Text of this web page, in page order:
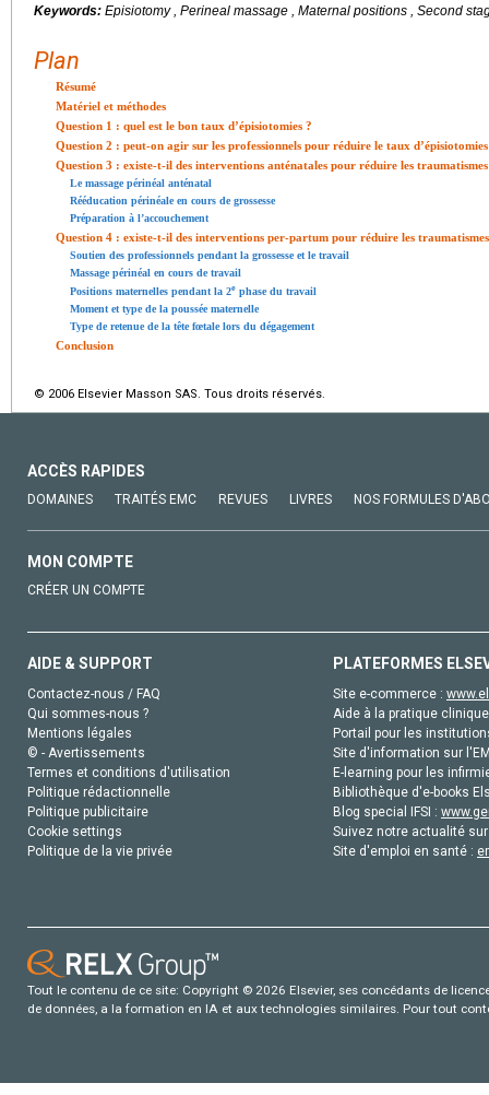
Keywords: Episiotomy , Perineal massage , Maternal positions , Second
Plan
Résumé
Matériel et méthodes
Question 1 : quel est le bon taux d’épisiotomies ?
Question 2 : peut-on agir sur les professionnels pour réduire le taux
Question 3 : existe-t-il des interventions anténatales pour réduire les
Le massage périnéal anténatal
Rééducation périnéale en cours de grossesse
Préparation à l’accouchement
Question 4 : existe-t-il des interventions per-partum pour réduire les
Soutien des professionnels pendant la grossesse et le travail
Massage périnéal en cours de travail
Positions maternelles pendant la 2e phase du travail
Moment et type de la poussée maternelle
Type de retenue de la tête fœtale lors du dégagement
Conclusion
© 2006 Elsevier Masson SAS. Tous droits réservés.
ACCÈS RAPIDES
DOMAINES TRAITÉS EMC REVUES LIVRES NOS FORMULES
MON COMPTE
CRÉER UN COMPTE
AIDE & SUPPORT
Contactez-nous / FAQ
Qui sommes-nous ?
Mentions légales
© - Avertissements
Termes et conditions d'utilisation
Politique rédactionnelle
Politique publicitaire
Cookie settings
Politique de la vie privée
PLATEFORMES
Site e-commerce :
Aide à la pratique
Portail pour les
Site d'information sur
E-learning pour les
Bibliothèque d'e-books
Blog special IFSI :
Suivez notre actualité
Site d'emploi en santé :
Tout le contenu de ce site: Copyright © 2026 Elsevier, ses concédants de
de données, a la formation en IA et aux technologies similaires. Pour tout